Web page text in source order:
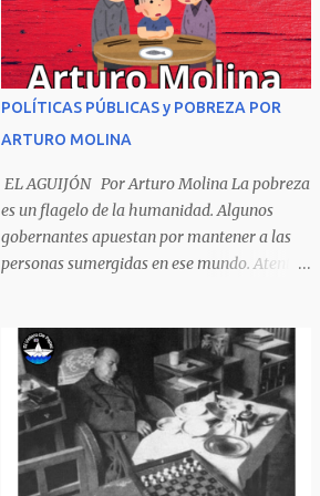
Sombrero encintado y chupa de boda. -
¡Muchacho, no salgas!- le grita mamá pero
él hace un gesto y orondo se va. Halló en el
camino, a un ratón vecino Y le dijo: -¡amigo!-
venga usted conmigo, Visitemos juntos a
doña ratona Y habrá francachela y habrá
comilona. A poco llegaron, y avanza ratón,
Estírase el cuello, coge el aldabón, Da dos o
tres golpes, preguntan: ¿quién es? -Yo doña
ratona, beso a usted los pies ¿Está usted en
algodón, pero eso no importa; bienvenidos
son. Se hicieron la venia, se dieron la mano, Y
dice Rat...
POLÍTICAS PÚBLICAS y POBREZA POR
ARTURO MOLINA
EL AGUIJÓN Por Arturo Molina La pobreza
es un flagelo de la humanidad. Algunos
gobernantes apuestan por mantener a las
personas sumergidas en ese mundo. Atentan
elude la política pública que cimiente las
bases para minimizar el impacto negativo
en el desarrollo de los países. Desarrollados,
sub desarrollados, atrasados y como se les
quiera llamar, son parte de un escenario
donde se conjuga el poder y el control en